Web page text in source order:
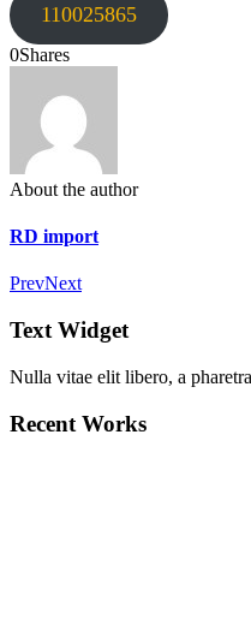
110025865
0Shares
About the author
RD import
PrevNext
Text Widget
Nulla vitae elit libero, a
Recent Works